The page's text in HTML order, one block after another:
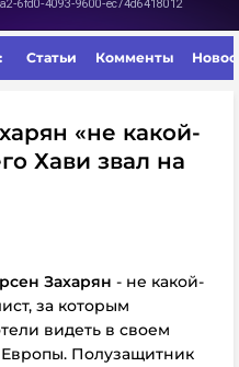
Статьи Комменты
«не какой-
Хави звал на
Захарян - не какой-
за которым
видеть в своем
Полузащитник